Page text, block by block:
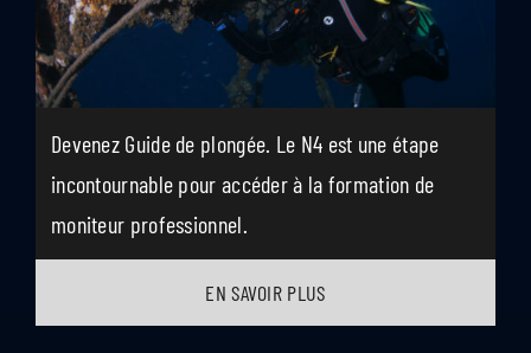
Devenez Guide de plongée. Le N4 est une étape
incontournable pour accéder à la formation de
moniteur professionnel.
EN SAVOIR PLUS